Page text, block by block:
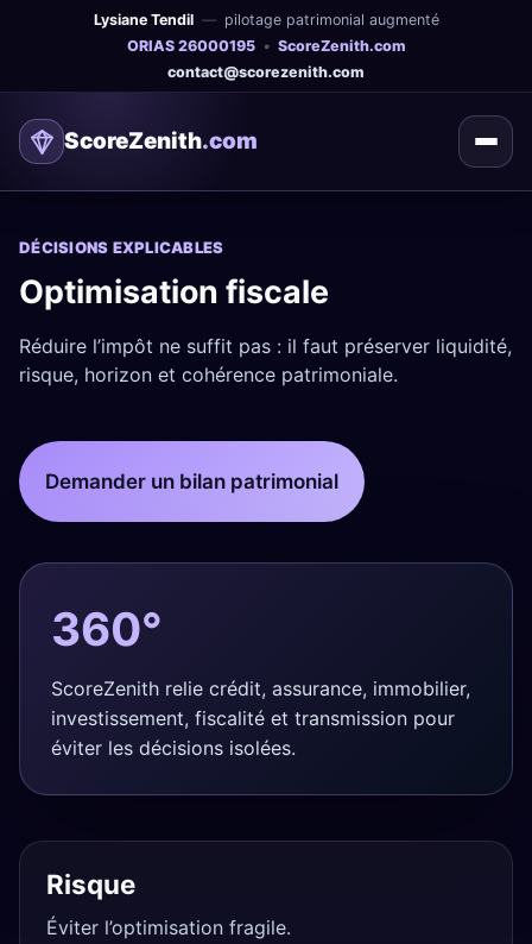
Lysiane Tendil — pilotage patrimonial augmenté
ORIAS 26000195 • ScoreZenith.com
contact@scorezenith.com
ScoreZenith.com
DÉCISIONS EXPLICABLES
Optimisation fiscale
Réduire l’impôt ne suffit pas : il faut préserver liquidité,
risque, horizon et cohérence patrimoniale.
Demander un bilan patrimonial
360°
ScoreZenith relie crédit, assurance, immobilier,
investissement, fiscalité et transmission pour
éviter les décisions isolées.
Risque
Éviter l’optimisation fragile.